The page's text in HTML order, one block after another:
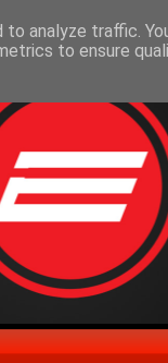
analyze traffic.
to ensure